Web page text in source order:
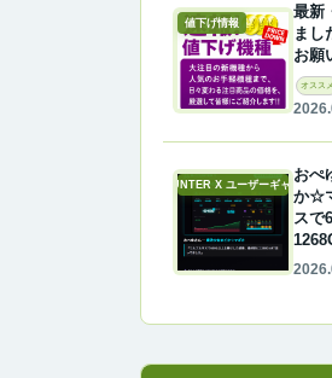
値下げ情報
最新
まし
お願
オススメ
A-COUNTER X ユーザーギャラリー
おぺ
か☆
スで